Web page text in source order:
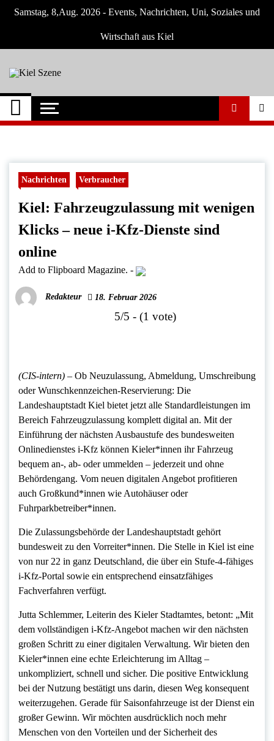
Skip
Samstag, 8,Aug. 2026 - Events, Nachrichten, Uni, Soziales und
Wirtschaft aus Kiel
Kiel Szene
Neuigkeiten und Nachrichten aus Kiel und
Umgebung
Nachrichten Verbraucher
Kiel: Fahrzeugzulassung mit wenigen
Klicks – neue i-Kfz-Dienste sind
online
Add to Flipboard Magazine. -
Redakteur 18. Februar 2026
5/5 - (1 vote)
(CIS-intern) – Ob Neuzulassung, Abmeldung, Umschreibung
oder Wunschkennzeichen-Reservierung: Die
Landeshauptstadt Kiel bietet jetzt alle Standardleistungen im
Bereich Fahrzeugzulassung komplett digital an. Mit der
Einführung der nächsten Ausbaustufe des bundesweiten
Onlinedienstes i-Kfz können Kieler*innen ihr Fahrzeug
bequem an-, ab- oder ummelden – jederzeit und ohne
Behördengang. Vom neuen digitalen Angebot profitieren
auch Großkund*innen wie Autohäuser oder
Fuhrparkbetreiber*innen.
Die Zulassungsbehörde der Landeshauptstadt gehört
bundesweit zu den Vorreiter*innen. Die Stelle in Kiel ist eine
von nur 22 in ganz Deutschland, die über ein Stufe-4-fähiges
i-Kfz-Portal sowie ein entsprechend einsatzfähiges
Fachverfahren verfügt.
Jutta Schlemmer, Leiterin des Kieler Stadtamtes, betont: „Mit
dem vollständigen i-Kfz-Angebot machen wir den nächsten
großen Schritt zu einer digitalen Verwaltung. Wir bieten den
Kieler*innen eine echte Erleichterung im Alltag –
unkompliziert, schnell und sicher. Die positive Entwicklung
bei der Nutzung bestätigt uns darin, diesen Weg konsequent
weiterzugehen. Gerade für Saisonfahrzeuge ist der Dienst ein
großer Gewinn. Wir möchten ausdrücklich noch mehr
Menschen von den Vorteilen und der Sicherheit des